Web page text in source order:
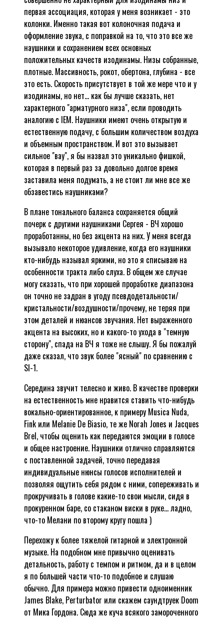
первая ассоциация, которая у меня возникает - это
колонки. Именно такая вот колоночная подача и
оформление звука, с поправкой на то, что это все же
наушники и сохранением всех основных
положительных качеств изодинамы. Низы собранные,
плотные. Массивность, рокот, обертона, глубина - все
это есть. Скорость присутствует в той же мере что и у
изодинамы, но нет... как бы лучше сказать, нет
характерного "арматурного низа", если проводить
аналогию с IEM. Наушники имеют очень открытую и
естественную подачу, с большим количеством воздуха
и объемным пространством. И вот это вызывает
сильное "вау", я бы назвал это уникально фишкой,
которая в первый раз за довольно долгое время
заставила меня подумать, а не стоит ли мне все же
обзавестись наушниками?
В плане тонального баланса сохраняется общий
почерк с другими наушниками Сергея - ВЧ хорошо
проработанны, но без акцента на них. У меня всегда
вызывало некоторое удивление, когда его наушники
кто-нибудь называл яркими, но это я списываю на
особенности тракта либо слуха. В общем же случае
могу сказать, что при хорошей проработке диапазона
он точно не задран в угоду псевдодетальности/
кристальности/воздушности/прочему, не теряя при
этом деталей и нюансов звучания. Нет выраженного
акцента на высоких, но и какого-то ухода в "темную
сторону", спада на ВЧ я тоже не слышу. Я бы пожалуй
даже сказал, что звук более "ясный" по сравнению с
SI-1.
Середина звучит телесно и живо. В качестве проверки
на естественность мне нравится ставить что-нибудь
вокально-ориентированное, к примеру Musica Nuda,
Fink или Melanie De Biasio, те же Norah Jones и Jacques
Brel, чтобы оценить как передаются эмоции в голосе
и общее настроение. Наушники отлично справляются
с поставленной задачей, точно передавая
индивидуальные нюнсы голосов исполнителей и
позволяя ощутить себя рядом с ними, сопереживать и
прокручивать в голове какие-то свои мысли, сидя в
прокуренном баре, со стаканом виски в руке... ладно,
что-то Мелани по второму кругу пошла )
Перехожу к более тяжелой гитарной и электронной
музыке. На подобном мне привычно оценивать
детальность, работу с темпом и ритмом, да и в целом
я по большей части что-то подобное и слушаю
обычно. Для примера можно привести одноименник
James Blake, Perturbator или скажем саундтруек Doom
от Мика Гордона. Сюда же куча всякого замороченного